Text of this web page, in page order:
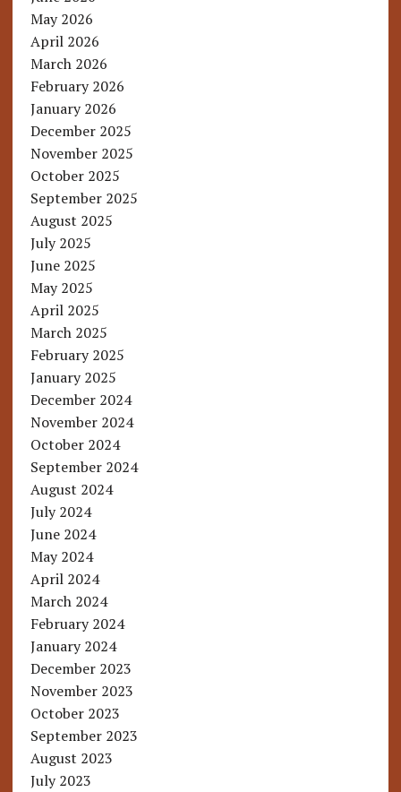
May 2026
April 2026
March 2026
February 2026
January 2026
December 2025
November 2025
October 2025
September 2025
August 2025
July 2025
June 2025
May 2025
April 2025
March 2025
February 2025
January 2025
December 2024
November 2024
October 2024
September 2024
August 2024
July 2024
June 2024
May 2024
April 2024
March 2024
February 2024
January 2024
December 2023
November 2023
October 2023
September 2023
August 2023
July 2023